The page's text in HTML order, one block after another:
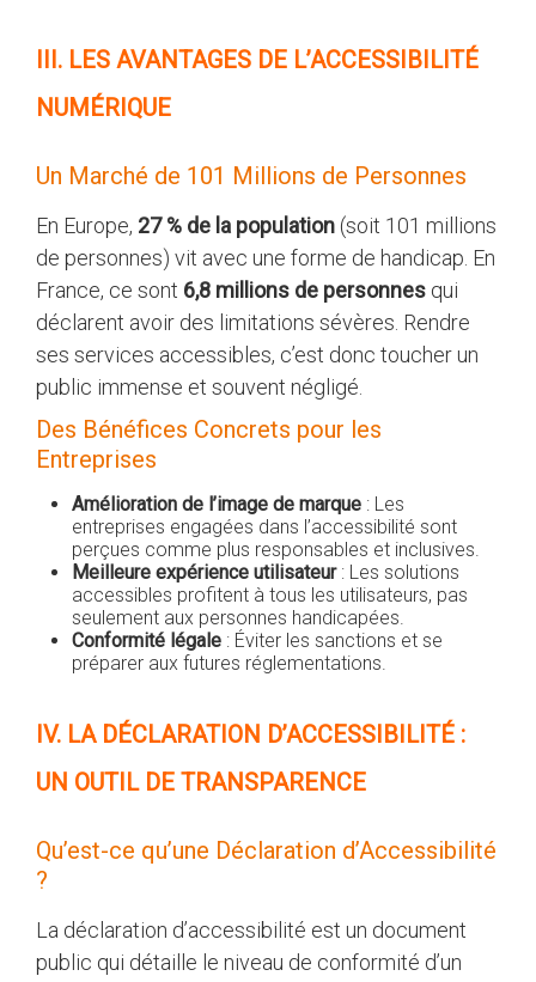
III. LES AVANTAGES DE L’ACCESSIBILITÉ
NUMÉRIQUE
Un Marché de 101 Millions de Personnes
En Europe, 27 % de la population (soit 101 millions
de personnes) vit avec une forme de handicap. En
France, ce sont 6,8 millions de personnes qui
déclarent avoir des limitations sévères. Rendre
ses services accessibles, c’est donc toucher un
public immense et souvent négligé.
Des Bénéfices Concrets pour les
Entreprises
Amélioration de l’image de marque : Les
entreprises engagées dans l’accessibilité sont
perçues comme plus responsables et inclusives.
Meilleure expérience utilisateur: Les solutions
accessibles profitent à tous les utilisateurs, pas
seulement aux personnes handicapées.
Conformité légale : Éviter les sanctions et se
préparer aux futures réglementations.
IV. LA DÉCLARATION D’ACCESSIBILITÉ :
UN OUTIL DE TRANSPARENCE
Qu’est-ce qu’une Déclaration d’Accessibilité
?
La déclaration d’accessibilité est un document
public qui détaille le niveau de conformité d’un